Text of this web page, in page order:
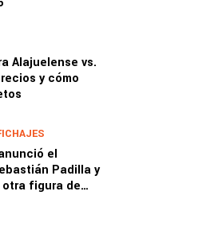
Alajuelense vs.
y cómo
el
Padilla y
otra figura de